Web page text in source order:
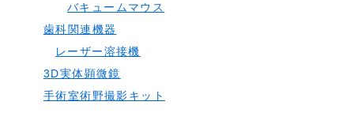
バキュームマウス
歯科関連機器
レーザー溶接機
3D実体顕微鏡
手術室術野撮影キット